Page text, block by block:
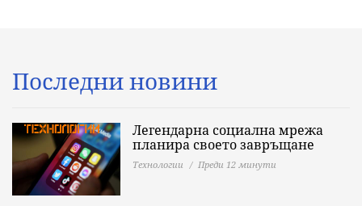
Последни новини
Легендарна социална мрежа
планира своето завръщане
Технологии Преди 12 минути